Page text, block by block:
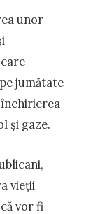
unor
jumătate
și gaze.
vieții
vor fi